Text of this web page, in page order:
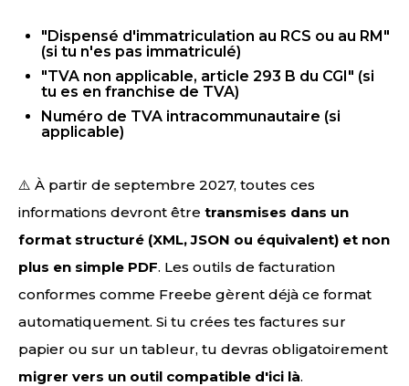
"Dispensé d'immatriculation au RCS ou au RM"
(si tu n'es pas immatriculé)
"TVA non applicable, article 293 B du CGI" (si
tu es en franchise de TVA)
Numéro de TVA intracommunautaire (si
applicable)
⚠️ À partir de septembre 2027, toutes ces
informations devront être transmises dans un
format structuré (XML, JSON ou équivalent) et non
plus en simple PDF. Les outils de facturation
conformes comme Freebe gèrent déjà ce format
automatiquement. Si tu crées tes factures sur
papier ou sur un tableur, tu devras obligatoirement
migrer vers un outil compatible d'ici là.